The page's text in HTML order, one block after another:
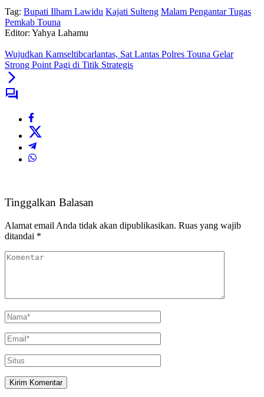
Tag: Bupati Ilham Lawidu Kajati Sulteng Malam Pengantar Tugas
Pemkab Touna
Editor: Yahya Lahamu
Wujudkan Kamseltibcarlantas, Sat Lantas Polres Touna Gelar
Strong Point Pagi di Titik Strategis
Tinggalkan Balasan
Alamat email Anda tidak akan dipublikasikan. Ruas yang wajib
ditandai *